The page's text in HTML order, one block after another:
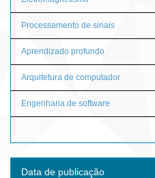
Processamento de sinais
Aprendizado profundo
Arquitetura de computador
Engenharia de software
Data de publicação